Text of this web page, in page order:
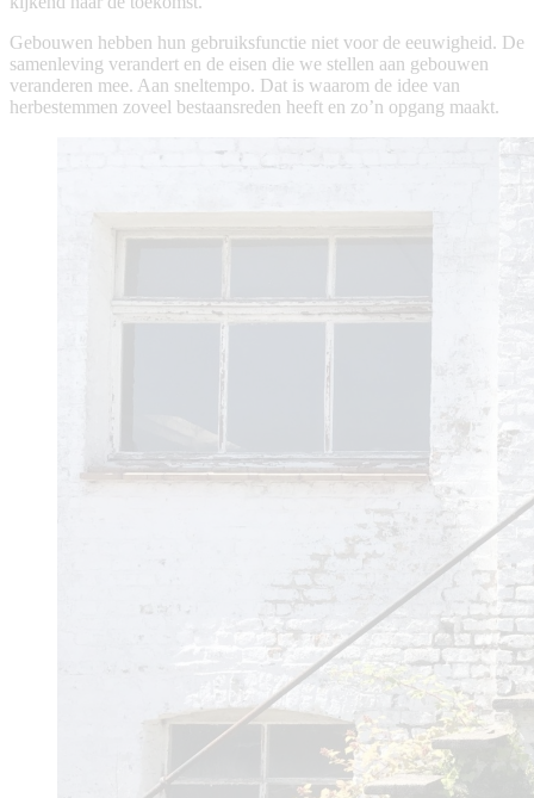
Gebouwen hebben hun gebruiksfunctie niet voor de eeuwigheid. De
samenleving verandert en de eisen die we stellen aan gebouwen
veranderen mee. Aan sneltempo. Dat is waarom de idee van
herbestemmen zoveel bestaansreden heeft en zo’n opgang maakt.